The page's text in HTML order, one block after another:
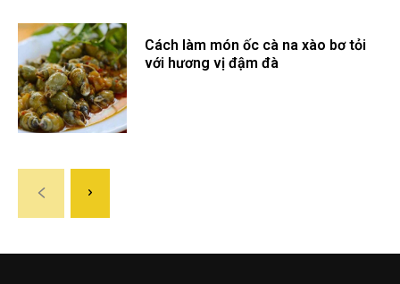
Cách làm món ốc cà na xào bơ tỏi
với hương vị đậm đà